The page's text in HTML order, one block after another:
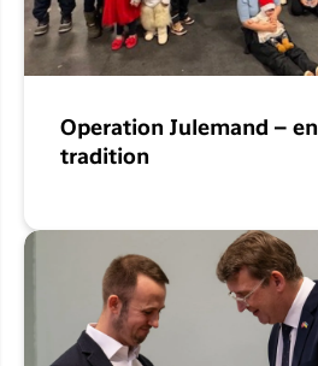
Operation Julemand –
tradition